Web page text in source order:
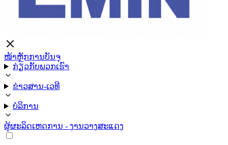
ໜ້າຫຼັກການບັນຈຸ
ກ່ຽວກັບພວກເຮົາ
ຂ່າວສານ-ເວທີ
ບໍລິການ
ຜູ້ຜະລິດເຫດການ - ງານວາງສະແດງ